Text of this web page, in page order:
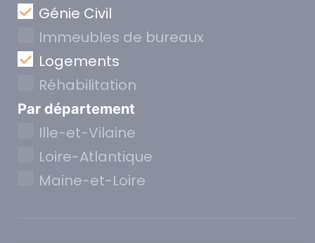
Génie Civil
Immeubles de bureaux
Logements
Réhabilitation
Par département
Ille-et-Vilaine
Loire-Atlantique
Maine-et-Loire